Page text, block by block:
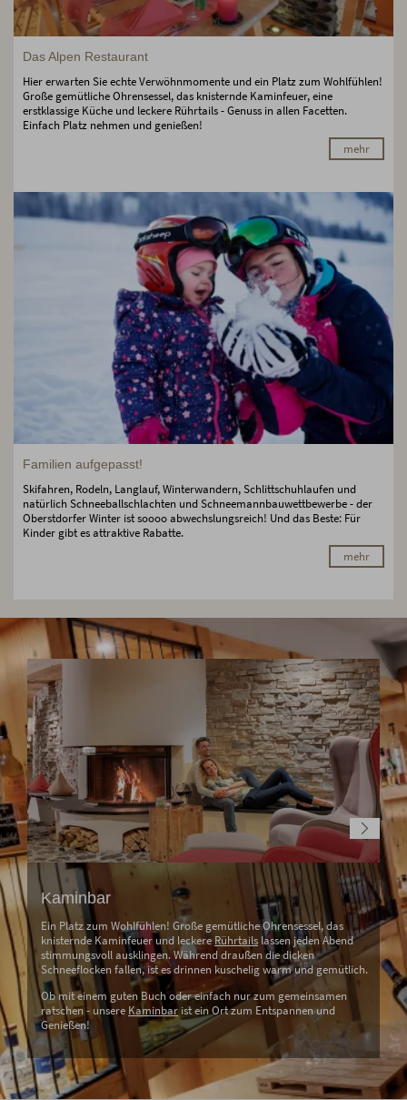
Das Alpen Restaurant
Hier erwarten Sie echte Verwöhnmomente und ein Platz zum Wohlfühlen!
Große gemütliche Ohrensessel, das knisternde Kaminfeuer, eine
erstklassige Küche und leckere Rührtails - Genuss in allen Facetten.
Einfach Platz nehmen und genießen!
mehr
Familien aufgepasst!
Skifahren, Rodeln, Langlauf, Winterwandern, Schlittschuhlaufen und
natürlich Schneeballschlachten und Schneemannbauwettbewerbe - der
Oberstdorfer Winter ist soooo abwechslungsreich! Und das Beste: Für
Kinder gibt es attraktive Rabatte.
mehr
Kaminbar
Ein Platz zum Wohlfühlen! Große gemütliche Ohrensessel, das
knisternde Kaminfeuer und leckere Rührtails lassen jeden Abend
stimmungsvoll ausklingen. Während draußen die dicken
Schneeflocken fallen, ist es drinnen kuschelig warm und gemütlich.
Ob mit einem guten Buch oder einfach nur zum gemeinsamen
ratschen - unsere Kaminbar ist ein Ort zum Entspannen und
Genießen!